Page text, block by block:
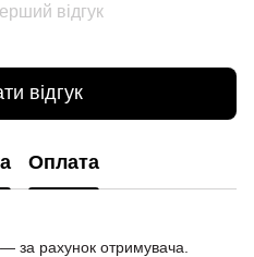
відгук
відгук
Оплата
— за рахунок отримувача.